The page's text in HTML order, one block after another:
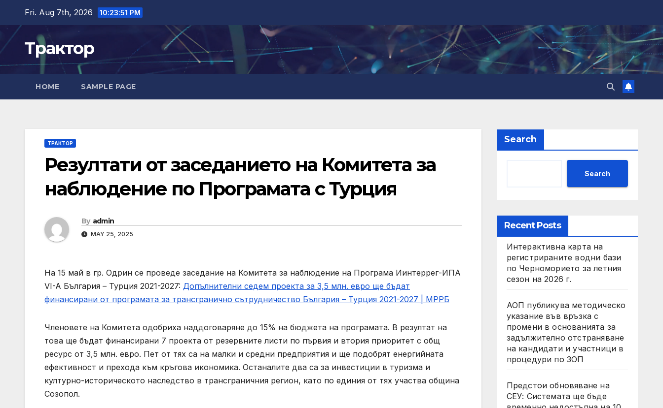
content
Fri. Aug 7th, 2026 10:23:52 PM
Трактор
HOME SAMPLE PAGE
ТРАКТОР
Резултати от заседанието на Комитета за
наблюдение по Програмата с Турция
By admin
MAY 25, 2025
На 15 май в гр. Одрин се проведе заседание на Комитета за наблюдение на Програма Иинтеррег-ИПА
VI-A България – Турция 2021-2027: Допълнителни седем проекта за 3,5 млн. евро ще бъдат
финансирани от програмата за трансгранично сътрудничество България – Турция 2021-2027 | МРРБ
Членовете на Комитета одобриха наддоговаряне до 15% на бюджета на програмата. В резултат на
това ще бъдат финансирани 7 проекта от резервните листи по първия и втория приоритет с общ
ресурс от 3,5 млн. евро. Пет от тях са на малки и средни предприятия и ще подобрят енергийната
ефективност и прехода към кръгова икономика. Останалите два са за инвестиции в туризма и
културно-историческото наследство в трансграничния регион, като по единия от тях участва община
Созопол.
Search
Search
Recent Posts
Интерактивна карта на
регистрираните водни бази
по Черноморието за летния
сезон на 2026 г.
АОП публикува методическо
указание във връзка с
промени в основанията за
задължително отстраняване
на кандидати и участници в
процедури по ЗОП
Предстои обновяване на
СЕУ: Системата ще бъде